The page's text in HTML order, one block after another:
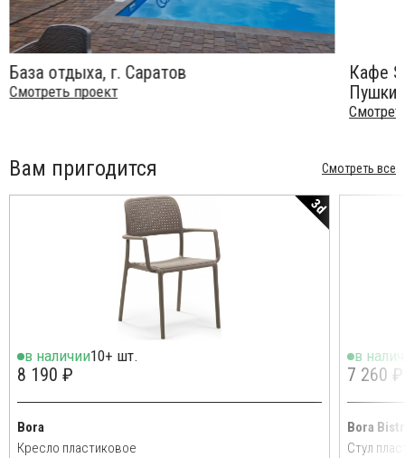
База отдыха, г. Саратов
Смотреть проект
Кафе
Вам пригодится Смотреть все
3d
в наличии10+ шт.
8 190 ₽
Bora
Кресло пластиковое
в
7 260 ₽
Bora
Стул